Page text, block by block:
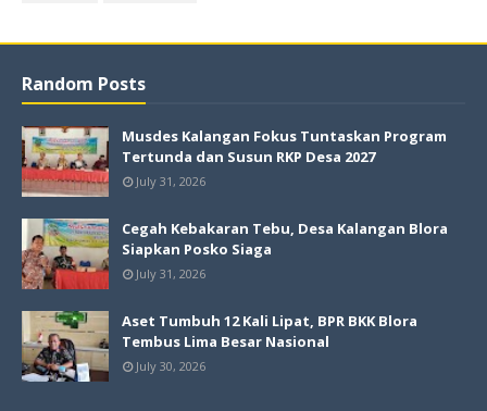
Random Posts
Musdes Kalangan Fokus Tuntaskan Program
Tertunda dan Susun RKP Desa 2027
July 31, 2026
Cegah Kebakaran Tebu, Desa Kalangan Blora
Siapkan Posko Siaga
July 31, 2026
Aset Tumbuh 12 Kali Lipat, BPR BKK Blora
Tembus Lima Besar Nasional
July 30, 2026